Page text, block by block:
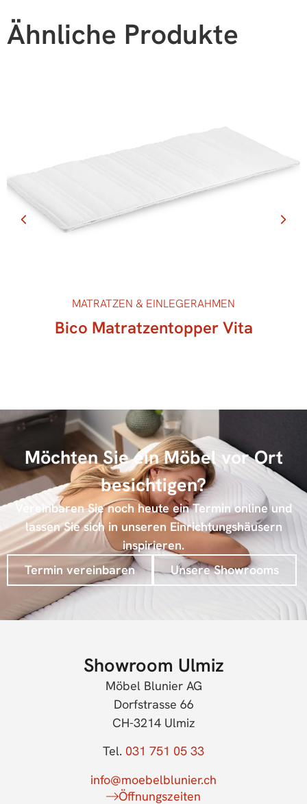
Ähnliche Produkte
MATRATZEN & EINLEGERAHMEN
Bico Matratzentopper Vita
Möchten Sie ein Möbel vor Ort
besichtigen?
Vereinbaren Sie noch heute ein Termin online und
lassen Sie sich in unseren Einrichtungshäusern
inspirieren.
Termin vereinbaren
Unsere Showrooms
Showroom Ulmiz
Möbel Blunier AG
Dorfstrasse 66
CH-3214 Ulmiz
Tel. 031 751 05 33
info@moebelblunier.ch
Öffnungszeiten